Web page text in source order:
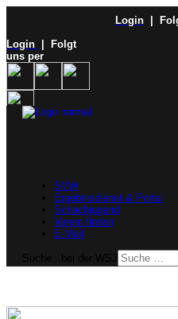
Login
|
Login
| Folgt
uns per
SVW
Ergebnisdienst & Portal
Schachjugend
Verein finden
E-Mail